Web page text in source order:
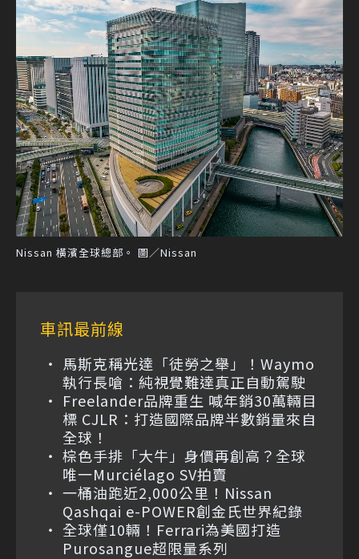
Nissan 橫濱全球總部。 圖／Nissan
車訊最前線
馬斯克稱光達「徒勞之舉」！Waymo
執行長嗆：純視覺難達真正自動駕駛
Freelander品牌重生 喊年銷30萬輛目
標 CJLR：打造國際品牌半數銷量來自
全球！
棕色手排「大牛」身價再創高？全球
唯一Murciélago SV拍賣
一桶油跑近2,000公里！Nissan
Qashqai e-POWER創金氏世界紀錄
全球僅10輛！Ferrari為美國打造
Purosangue超限量系列